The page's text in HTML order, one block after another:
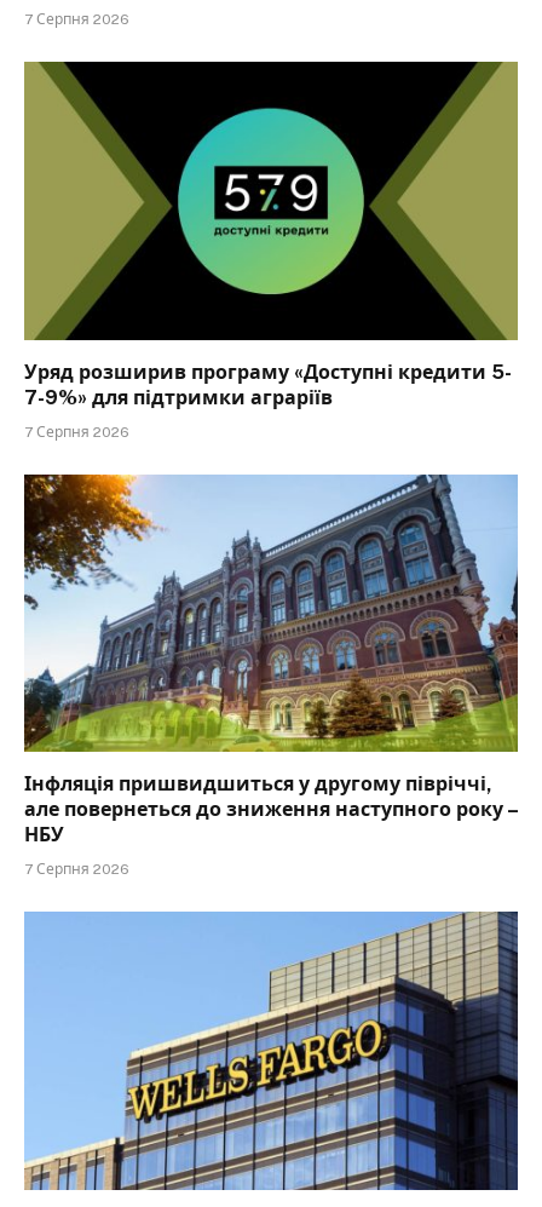
7 Серпня 2026
Уряд розширив програму «Доступні кредити 5-
7-9%» для підтримки аграріїв
7 Серпня 2026
Інфляція пришвидшиться у другому півріччі,
але повернеться до зниження наступного року –
НБУ
7 Серпня 2026